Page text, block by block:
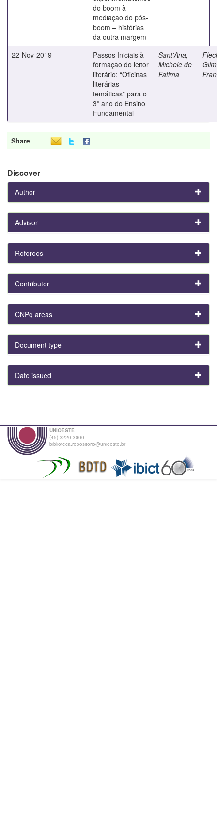
do boom à
mediação do pós-
boom – histórias
da outra margem
22-Nov-2019
Passos Iniciais à
formação do leitor
literário: “Oficinas
literárias
temáticas” para o
3º ano do Ensino
Fundamental
Sant'Ana,
Michele de
Fatima
Share
Discover
Author
Advisor
Referees
Contributor
CNPq areas
Document type
Date issued
UNIOESTE
(45) 3220-3000
biblioteca.repositorio@unioeste.br